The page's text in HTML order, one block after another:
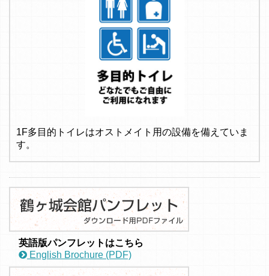
1F多目的トイレはオストメイト用の設備を備えていま
す。
英語版パンフレットはこちら
English Brochure (PDF)